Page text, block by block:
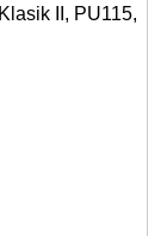
II, PU115,